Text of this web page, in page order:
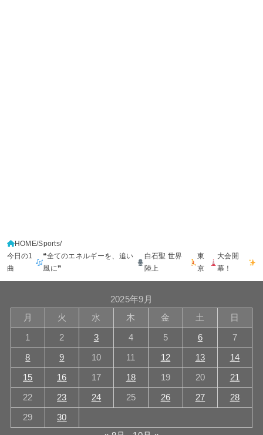
HOME Sports
今日の1
曲
❝全てのエネルギーを、追い
風に❞
白石聖 世界
陸上
東
京
大会開
幕！
2025年9月
月
火 水 木 金 土 日
1 2 3 4 5 6 7
8 9 10 11 12 13 14
15 16 17 18 19 20 21
22 23 24 25 26 27 28
29
30